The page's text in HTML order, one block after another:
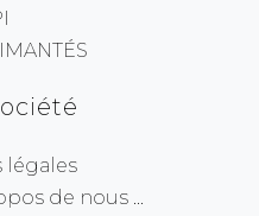
légales
de nous ...